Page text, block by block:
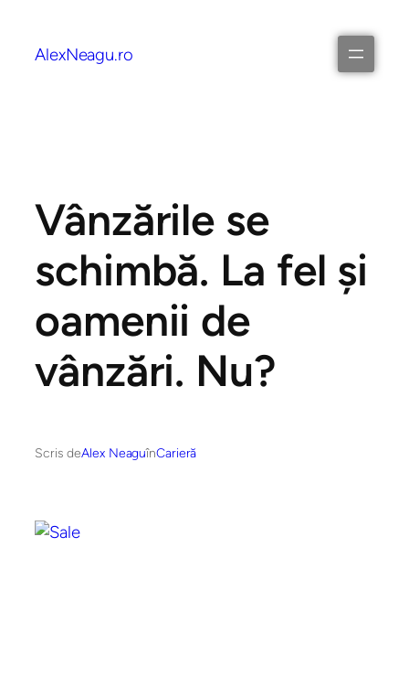
AlexNeagu.ro
Vânzările se
schimbă. La fel şi
oamenii de
vânzări. Nu?
Scris deAlex NeaguînCarieră